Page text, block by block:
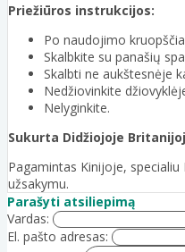
Priežiūros instrukcijos:
Po naudojimo
Skalbkite su panašių
Skalbti ne aukštesnėje
Nedžiovinkite
Nelyginkite.
Sukurta Didžiojoje
Pagamintas Kinijoje,
užsakymu.
Parašyti atsiliepimą
Vardas:
El. pašto adresas: